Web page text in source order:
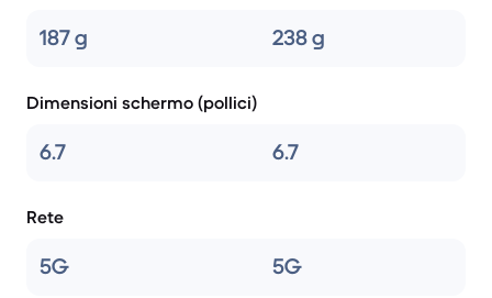
187 g 238 g
Dimensioni schermo (pollici)
6.7 6.7
Rete
5G 5G